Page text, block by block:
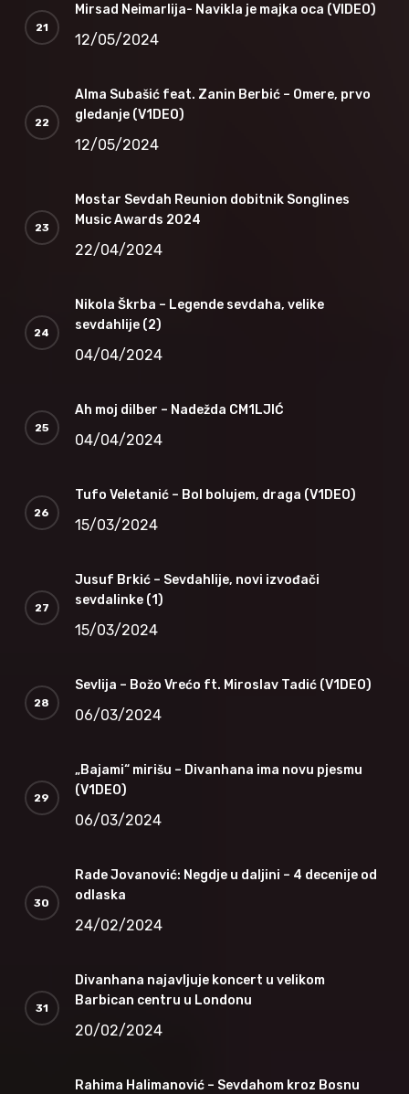
Mirsad Neimarlija- Navikla je majka oca (VIDEO)
12/05/2024
Alma Subašić feat. Zanin Berbić – Omere, prvo
gledanje (V1DEO)
12/05/2024
Mostar Sevdah Reunion dobitnik Songlines
Music Awards 2024
22/04/2024
Nikola Škrba – Legende sevdaha, velike
sevdahlije (2)
04/04/2024
Ah moj dilber – Nadežda CM1LJIĆ
04/04/2024
Tufo Veletanić – Bol bolujem, draga (V1DEO)
15/03/2024
Jusuf Brkić – Sevdahlije, novi izvođači
sevdalinke (1)
15/03/2024
Sevlija – Božo Vrećo ft. Miroslav Tadić (V1DEO)
06/03/2024
„Bajami“ mirišu – Divanhana ima novu pjesmu
(V1DEO)
06/03/2024
Rade Jovanović: Negdje u daljini – 4 decenije od
odlaska
24/02/2024
Divanhana najavljuje koncert u velikom
Barbican centru u Londonu
20/02/2024
Rahima Halimanović – Sevdahom kroz Bosnu